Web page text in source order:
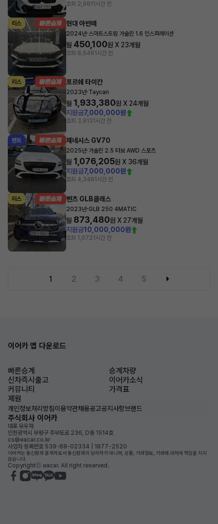
조회 2,961 1시간 전
리스 현대 아반떼
2024년·스마트스트림 가솔린 1.6 인스퍼레이션
월 450,100원 X 23개월
조회 6,5461시간 전
리스 포르쉐 타이칸
2023년·Taycan
월 1,933,380원 X 24개월
지원금7,000,000원
조회 3,9131시간 전
렌트 제네시스 GV70
2025년·가솔린 2.5 터보 AWD 스포츠
월 1,076,205원 X 36개월
지원금7,000,000원
조회 4,3491시간 전
리스 벤츠 GLB클래스
2023년·GLB 250 4MATIC
월 873,480원 X 27개월
지원금10,000,000원
조회 1,0721시간 전
1 2 3 4 5
이어카 앱 다운로드
빠른승계
승계차량
신차즉시출고
이어카소식
커뮤니티
가격표
제원
개인정보처리방침이용약관채용공고공지사항브랜드
주식회사 이어카
대표 유우재
인천광역시 부평구 주부토로 236, D동 1514호
cs@eacar.co.kr
사업자 등록번호 539-88-02334 | 1877-2520
이어카는 통신판매 중개자로서 통신판매의 당사자가 아니며, 상품, 거래정보, 거래에 대하여 책임을 지지
않습니다.
Copyrightⓒ eacar. All right reserved.